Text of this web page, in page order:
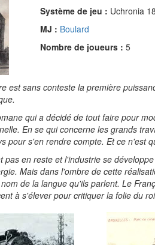
Système de jeu : Uchronia
MJ : Boulard
Nombre de joueurs : 5
est sans conteste la première
qui a décidé de tout faire pour
En se qui concerne les grands
pour s'en rendre compte. Et ce n'est
en reste et l'industrie se
Mais dans l'ombre de cette
de la langue qu'ils parlent. Le
à s'élever pour critiquer la folie du